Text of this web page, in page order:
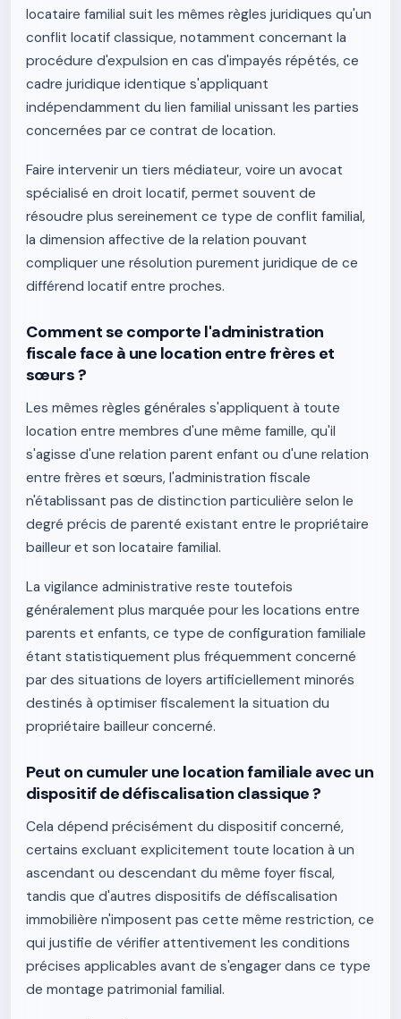
locataire familial suit les mêmes règles juridiques qu'un
conflit locatif classique, notamment concernant la
procédure d'expulsion en cas d'impayés répétés, ce
cadre juridique identique s'appliquant
indépendamment du lien familial unissant les parties
concernées par ce contrat de location.
Faire intervenir un tiers médiateur, voire un avocat
spécialisé en droit locatif, permet souvent de
résoudre plus sereinement ce type de conflit familial,
la dimension affective de la relation pouvant
compliquer une résolution purement juridique de ce
différend locatif entre proches.
Comment se comporte l'administration
fiscale face à une location entre frères et
sœurs ?
Les mêmes règles générales s'appliquent à toute
location entre membres d'une même famille, qu'il
s'agisse d'une relation parent enfant ou d'une relation
entre frères et sœurs, l'administration fiscale
n'établissant pas de distinction particulière selon le
degré précis de parenté existant entre le propriétaire
bailleur et son locataire familial.
La vigilance administrative reste toutefois
généralement plus marquée pour les locations entre
parents et enfants, ce type de configuration familiale
étant statistiquement plus fréquemment concerné
par des situations de loyers artificiellement minorés
destinés à optimiser fiscalement la situation du
propriétaire bailleur concerné.
Peut on cumuler une location familiale avec un
dispositif de défiscalisation classique ?
Cela dépend précisément du dispositif concerné,
certains excluant explicitement toute location à un
ascendant ou descendant du même foyer fiscal,
tandis que d'autres dispositifs de défiscalisation
immobilière n'imposent pas cette même restriction, ce
qui justifie de vérifier attentivement les conditions
précises applicables avant de s'engager dans ce type
de montage patrimonial familial.